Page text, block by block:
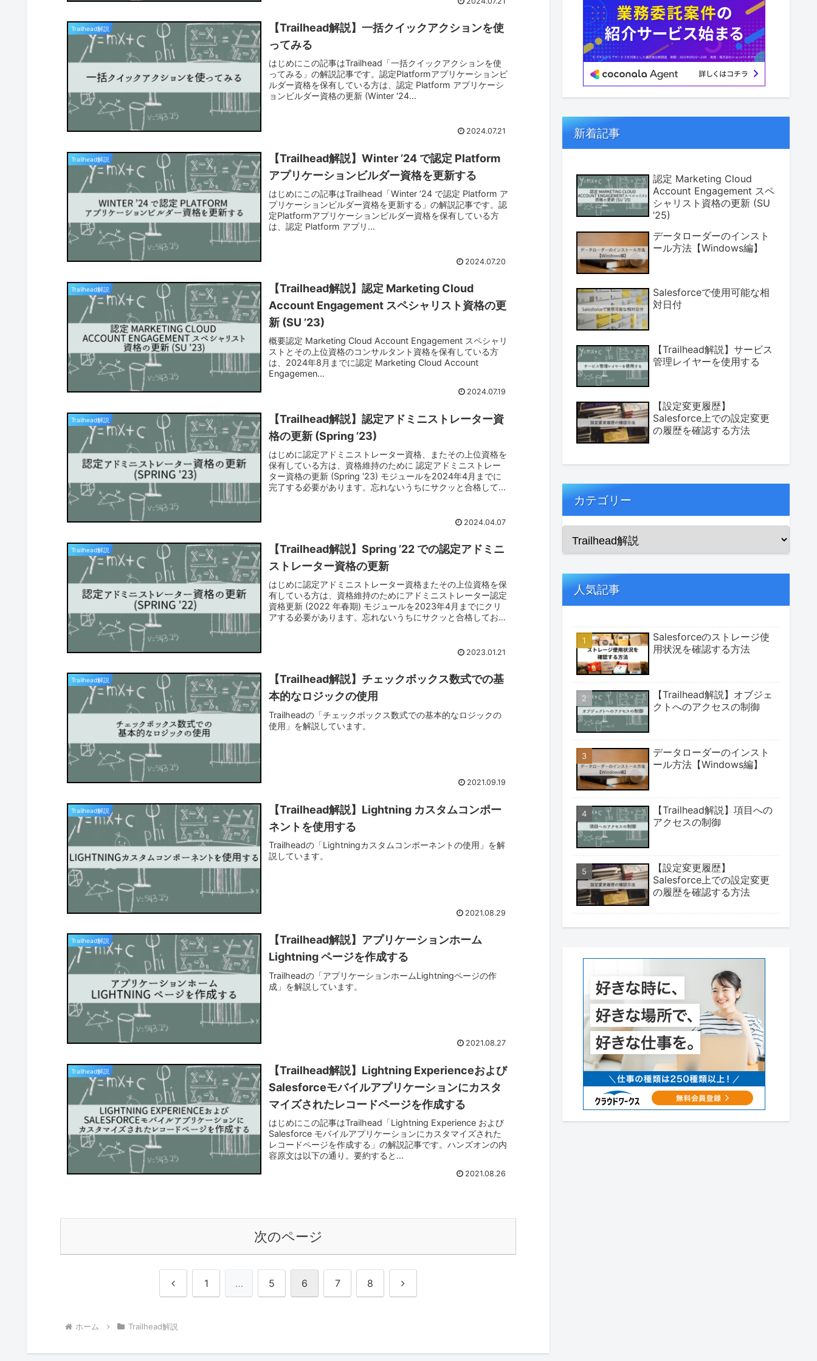
Trailhead解説
【Trailhead解説】一括クイックアクションを使
ってみる
はじめにこの記事はTrailhead「一括クイックアクションを使
ってみる」の解説記事です。認定Platformアプリケーションビ
ルダー資格を保有している方は、認定 Platform アプリケーシ
ョンビルダー資格の更新 (Winter '24...
2024.07.21
Trailhead解説
【Trailhead解説】Winter ’24 で認定 Platform
アプリケーションビルダー資格を更新する
はじめにこの記事はTrailhead「Winter ’24 で認定 Platform ア
プリケーションビルダー資格を更新する」の解説記事です。認
定Platformアプリケーションビルダー資格を保有している方
は、認定 Platform アプリ...
2024.07.20
Trailhead解説
【Trailhead解説】認定 Marketing Cloud
Account Engagement スペシャリスト資格の更
新 (SU ’23)
概要認定 Marketing Cloud Account Engagement スペシャリ
ストとその上位資格のコンサルタント資格を保有している方
は、2024年8月までに認定 Marketing Cloud Account
Engagemen...
2024.07.19
Trailhead解説
【Trailhead解説】認定アドミニストレーター資
格の更新 (Spring ’23)
はじめに認定アドミニストレーター資格、またその上位資格を
保有している方は、資格維持のために 認定アドミニストレー
ター資格の更新 (Spring '23) モジュールを2024年4月までに
完了する必要があります。忘れないうちにサクッと合格して...
2024.04.07
Trailhead解説
【Trailhead解説】Spring ’22 での認定アドミニ
ストレーター資格の更新
はじめに認定アドミニストレーター資格またその上位資格を保
有している方は、資格維持のためにアドミニストレーター認定
資格更新 (2022 年春期) モジュールを2023年4月までにクリ
アする必要があります。忘れないうちにサクッと合格しておき
2023.01.21
Trailhead解説
【Trailhead解説】チェックボックス数式での基
本的なロジックの使用
Trailheadの「チェックボックス数式での基本的なロジックの
使用」を解説しています。
2021.09.19
Trailhead解説
【Trailhead解説】Lightning カスタムコンポー
ネントを使用する
Trailheadの「Lightningカスタムコンポーネントの使用」を解
説しています。
2021.08.29
Trailhead解説
【Trailhead解説】アプリケーションホーム
Lightning ページを作成する
Trailheadの「アプリケーションホームLightningページの作
成」を解説しています。
2021.08.27
Trailhead解説
【Trailhead解説】Lightning Experienceおよび
Salesforceモバイルアプリケーションにカスタ
マイズされたレコードページを作成する
はじめにこの記事はTrailhead「Lightning Experience および
Salesforce モバイルアプリケーションにカスタマイズされた
レコードページを作成する」の解説記事です。ハンズオンの内
容原文は以下の通り。要約すると...
2021.08.26
次のページ
前 1 … 5 6 7 8 次
ホーム Trailhead解説
新着記事
認定 Marketing Cloud
Account Engagement スペ
シャリスト資格の更新 (SU
’25)
データローダーのインスト
ール方法【Windows編】
Salesforceで使用可能な相
対日付
【Trailhead解説】サービス
管理レイヤーを使用する
【設定変更履歴】
Salesforce上での設定変更
の履歴を確認する方法
カテゴリー
人気記事
Salesforceのストレージ使
用状況を確認する方法
【Trailhead解説】オブジェ
クトへのアクセスの制御
データローダーのインスト
ール方法【Windows編】
【Trailhead解説】項目への
アクセスの制御
【設定変更履歴】
Salesforce上での設定変更
の履歴を確認する方法